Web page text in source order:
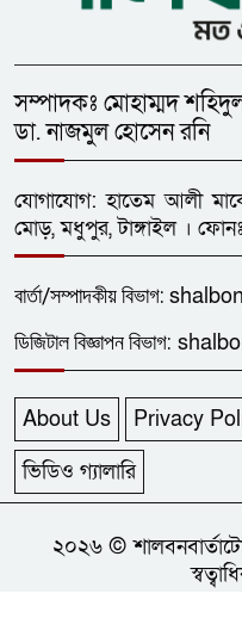
১২
১৩
১৪
১৫
সম্পাদকঃ মোহাম্মদ
ডা. নাজমুল হোসেন রনি
যোগাযোগ: হাতেম আলী
মোড়, মধুপুর, টাঙ্গাইল ।
বার্তা/সম্পাদকীয়বিভাগ:
ডিজিটাল বিজ্ঞাপন বিভাগ:
About Us Privacy
ভিডিও গ্যালারি
২০২৬ ©